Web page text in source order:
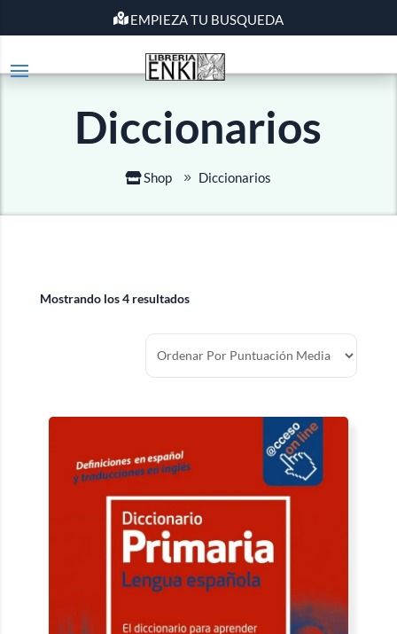
EMPIEZA TU BUSQUEDA
Diccionarios
Shop Diccionarios
Mostrando los 4 resultados